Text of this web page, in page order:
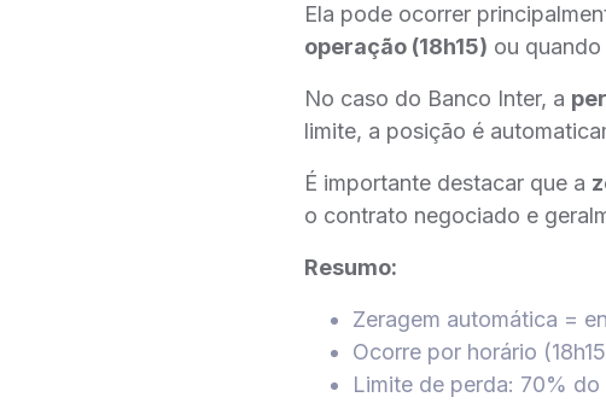
Ela pode ocorrer
operação (18h15) ou
No caso do Banco Inter, a
limite, a posição é
É importante destacar que a
o contrato negociado e
Resumo:
Zeragem automática =
Ocorre por horário
Limite de perda: 70%